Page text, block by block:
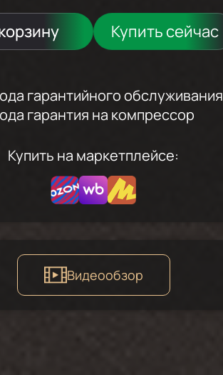
Купить сейчас
гарантийного обслуживания
гарантия на компрессор
Купить на маркетплейсе:
Видеообзор